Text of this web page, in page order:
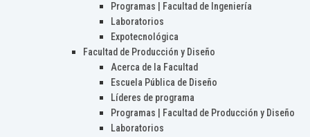
Programas | Facultad de Ingeniería
Laboratorios
Expotecnológica
Facultad de Producción y Diseño
Acerca de la Facultad
Escuela Pública de Diseño
Líderes de programa
Programas | Facultad de Producción y Diseño
Laboratorios